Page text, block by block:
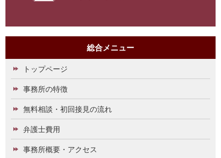
総合メニュー
トップページ
事務所の特徴
無料相談・初回接見の流れ
弁護士費用
事務所概要・アクセス